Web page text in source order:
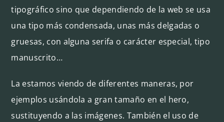
tipográfico sino que dependiendo de la web se usa
una tipo más condensada, unas más delgadas o
gruesas, con alguna serifa o carácter especial, tipo
manuscrito…
La estamos viendo de diferentes maneras, por
ejemplos usándola a gran tamaño en el hero,
sustituyendo a las imágenes. También el uso de